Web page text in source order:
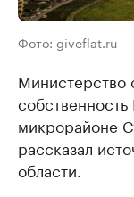
Фото: giveflat.ru
Министерство
микрорайоне
рассказал
области.